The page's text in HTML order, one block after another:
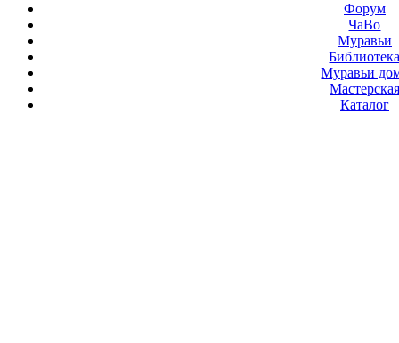
Форум
ЧаВо
Муравьи
Муравьи
Мастерская
Каталог